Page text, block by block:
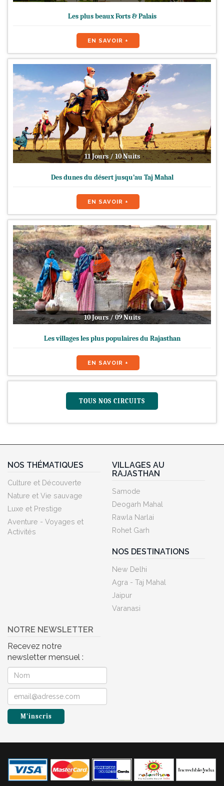
Les plus beaux Forts & Palais
EN SAVOIR +
11 Jours / 10 Nuits
Des dunes du désert jusqu’au Taj Mahal
EN SAVOIR +
10 Jours / 09 Nuits
Les villages les plus populaires du Rajasthan
EN SAVOIR +
TOUS NOS CIRCUITS
NOS THÉMATIQUES
Culture et Découverte
Nature et Vie sauvage
Luxe et Prestige
Aventure - Voyages et
Activités
VILLAGES AU
RAJASTHAN
Samode
Deogarh Mahal
Rawla Narlai
Rohet Garh
NOS DESTINATIONS
New Delhi
Agra - Taj Mahal
Jaipur
Varanasi
NOTRE NEWSLETTER
Recevez notre
newsletter mensuel :